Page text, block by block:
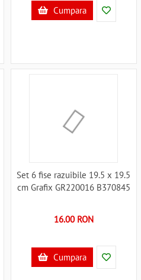
Cumpara
Set 6 fise razuibile 19.5 x 19.5
cm Grafix GR220016 B370845
16.00 RON
Cumpara